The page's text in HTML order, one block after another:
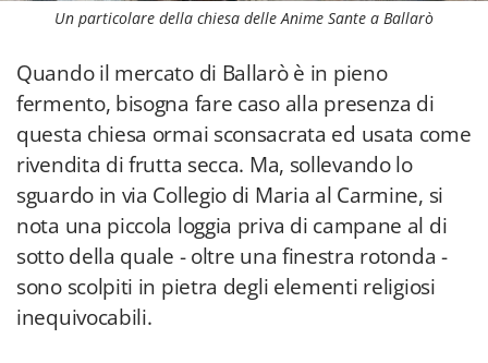
Un particolare della chiesa delle Anime Sante a Ballarò
Quando il mercato di Ballarò è in pieno
fermento, bisogna fare caso alla presenza di
questa chiesa ormai sconsacrata ed usata come
rivendita di frutta secca. Ma, sollevando lo
sguardo in via Collegio di Maria al Carmine, si
nota una piccola loggia priva di campane al di
sotto della quale - oltre una finestra rotonda -
sono scolpiti in pietra degli elementi religiosi
inequivocabili.